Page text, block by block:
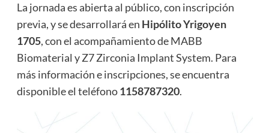
La jornada es abierta al público, con inscripción
previa, y se desarrollará en Hipólito Yrigoyen
1705, con el acompañamiento de MABB
Biomaterial y Z7 Zirconia Implant System. Para
más información e inscripciones, se encuentra
disponible el teléfono1158787320.